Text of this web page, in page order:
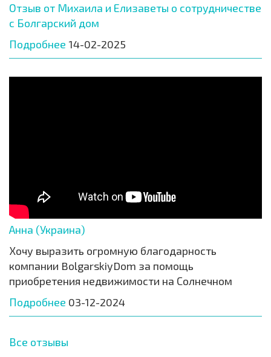
Отзыв от Михаила и Елизаветы о сотрудничестве
с Болгарский дом
Подробнее 14-02-2025
Анна (Украина)
Хочу выразить огромную благодарность
компании BolgarskiyDom за помощь
приобретения недвижимости на Солнечном
Подробнее 03-12-2024
Все отзывы